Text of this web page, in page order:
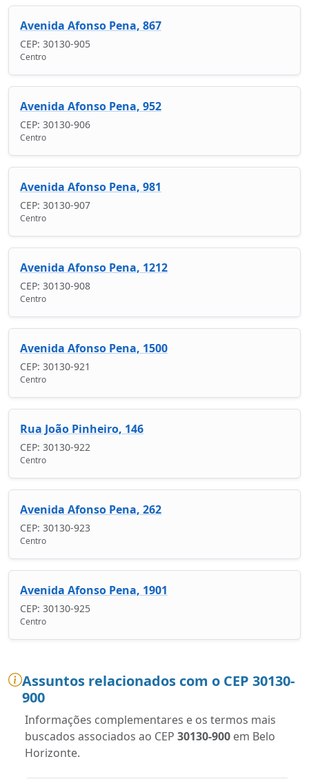
Avenida Afonso Pena, 867
CEP: 30130-905
Centro
Avenida Afonso Pena, 952
CEP: 30130-906
Centro
Avenida Afonso Pena, 981
CEP: 30130-907
Centro
Avenida Afonso Pena, 1212
CEP: 30130-908
Centro
Avenida Afonso Pena, 1500
CEP: 30130-921
Centro
Rua João Pinheiro, 146
CEP: 30130-922
Centro
Avenida Afonso Pena, 262
CEP: 30130-923
Centro
Avenida Afonso Pena, 1901
CEP: 30130-925
Centro
Assuntos relacionados com o CEP 30130-
900
Informações complementares e os termos mais
buscados associados ao CEP 30130-900 em Belo
Horizonte.